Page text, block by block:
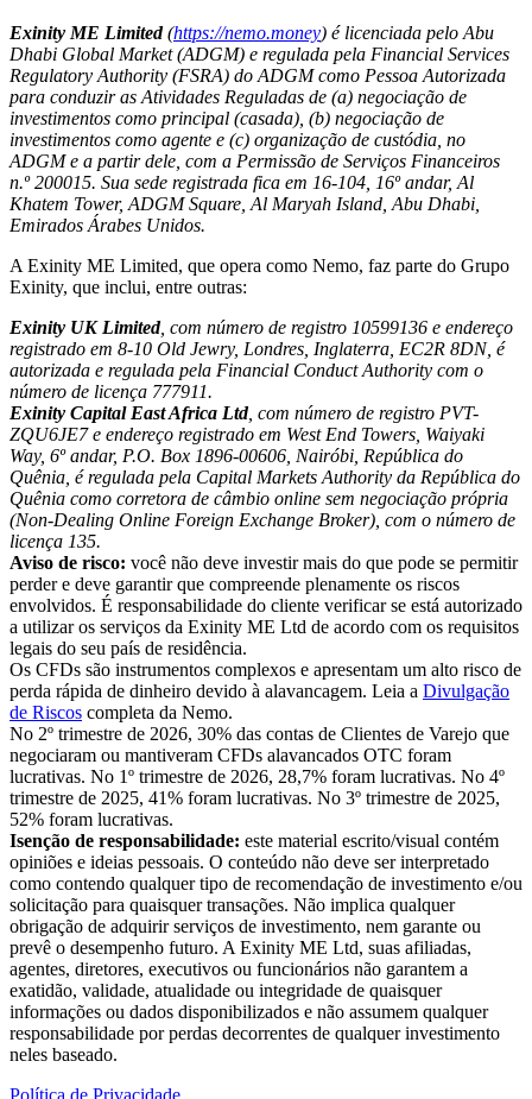
Exinity ME Limited(https://nemo.money) é licenciada pelo Abu
Dhabi Global Market (ADGM) e regulada pela Financial Services
Regulatory Authority (FSRA) do ADGM como Pessoa Autorizada
para conduzir as Atividades Reguladas de (a) negociação de
investimentos como principal (casada), (b) negociação de
investimentos como agente e (c) organização de custódia, no
ADGM e a partir dele, com a Permissão de Serviços Financeiros
n.º 200015. Sua sede registrada fica em 16-104, 16º andar, Al
Khatem Tower, ADGM Square, Al Maryah Island, Abu Dhabi,
Emirados Árabes Unidos.
A Exinity ME Limited, que opera como Nemo, faz parte do Grupo
Exinity, que inclui, entre outras:
Exinity UK Limited, com número de registro 10599136 e endereço
registrado em 8-10 Old Jewry, Londres, Inglaterra, EC2R 8DN, é
autorizada e regulada pela Financial Conduct Authority com o
número de licença 777911.
Exinity Capital East Africa Ltd, com número de registro PVT-
ZQU6JE7 e endereço registrado em West End Towers, Waiyaki
Way, 6º andar, P.O. Box 1896-00606, Nairóbi, República do
Quênia, é regulada pela Capital Markets Authority da República do
Quênia como corretora de câmbio online sem negociação própria
(Non-Dealing Online Foreign Exchange Broker), com o número de
licença 135.
Aviso de risco: você não deve investir mais do que pode se permitir
perder e deve garantir que compreende plenamente os riscos
envolvidos. É responsabilidade do cliente verificar se está autorizado
a utilizar os serviços da Exinity ME Ltd de acordo com os requisitos
legais do seu país de residência.
Os CFDs são instrumentos complexos e apresentam um alto risco de
perda rápida de dinheiro devido à alavancagem. Leia a Divulgação
de Riscos completa da Nemo.
No 2º trimestre de 2026, 30% das contas de Clientes de Varejo que
negociaram ou mantiveram CFDs alavancados OTC foram
lucrativas. No 1º trimestre de 2026, 28,7% foram lucrativas. No 4º
trimestre de 2025, 41% foram lucrativas. No 3º trimestre de 2025,
52% foram lucrativas.
Isenção de responsabilidade: este material escrito/visual contém
opiniões e ideias pessoais. O conteúdo não deve ser interpretado
como contendo qualquer tipo de recomendação de investimento e/ou
solicitação para quaisquer transações. Não implica qualquer
obrigação de adquirir serviços de investimento, nem garante ou
prevê o desempenho futuro. A Exinity ME Ltd, suas afiliadas,
agentes, diretores, executivos ou funcionários não garantem a
exatidão, validade, atualidade ou integridade de quaisquer
informações ou dados disponibilizados e não assumem qualquer
responsabilidade por perdas decorrentes de qualquer investimento
neles baseado.
Política de Privacidade